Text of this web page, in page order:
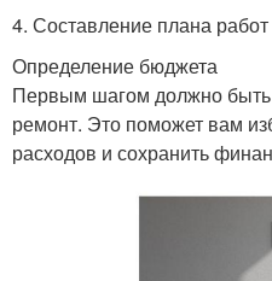
4. Составление плана работ
Определение бюджета
Первым шагом должно
ремонт. Это поможет вам
расходов и сохранить